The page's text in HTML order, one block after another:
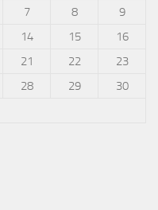
7 8
9
14 15
16
21 22
23
28 29
30